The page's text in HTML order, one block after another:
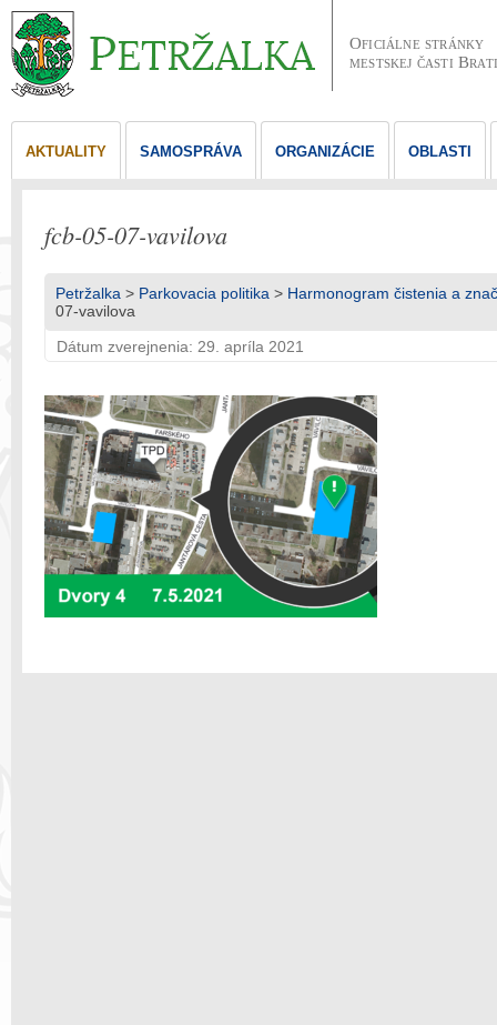
Oficiálne stránky
mestskej časti
AKTUALITY SAMOSPRÁVA ORGANIZÁCIE OBLASTI
fcb-05-07-vavilova
Petržalka > Parkovacia politika > Harmonogram čistenia a
07-vavilova
Dátum zverejnenia: 29. apríla 2021